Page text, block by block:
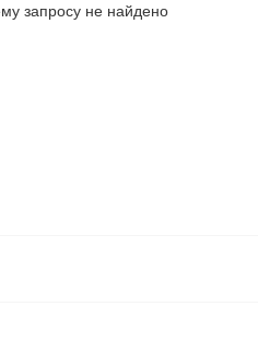
запросу не найдено